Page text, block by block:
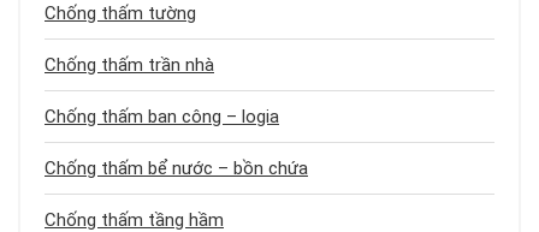
Chống thấm tường
Chống thấm trần nhà
Chống thấm ban công – logia
Chống thấm bể nước – bồn chứa
Chống thấm tầng hầm